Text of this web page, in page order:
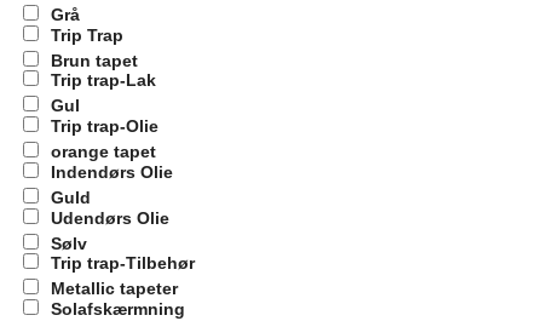
Grå
Brun tapet
Gul
orange tapet
Guld
Sølv
Metallic tapeter
Trip Trap
Trip trap-Lak
Trip trap-Olie
Indendørs Olie
Udendørs Olie
Trip trap-Tilbehør
Solafskærmning